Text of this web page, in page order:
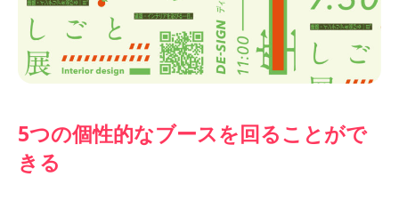
5つの個性的なブースを回ることがで
きる